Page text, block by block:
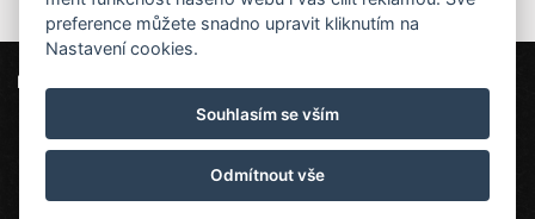
+420725972169 ( rezervace: 8:00 - 16:00 )
preference můžete snadno upravit kliknutím na
Nastavení cookies.
Souhlasím se vším
Odmítnout vše